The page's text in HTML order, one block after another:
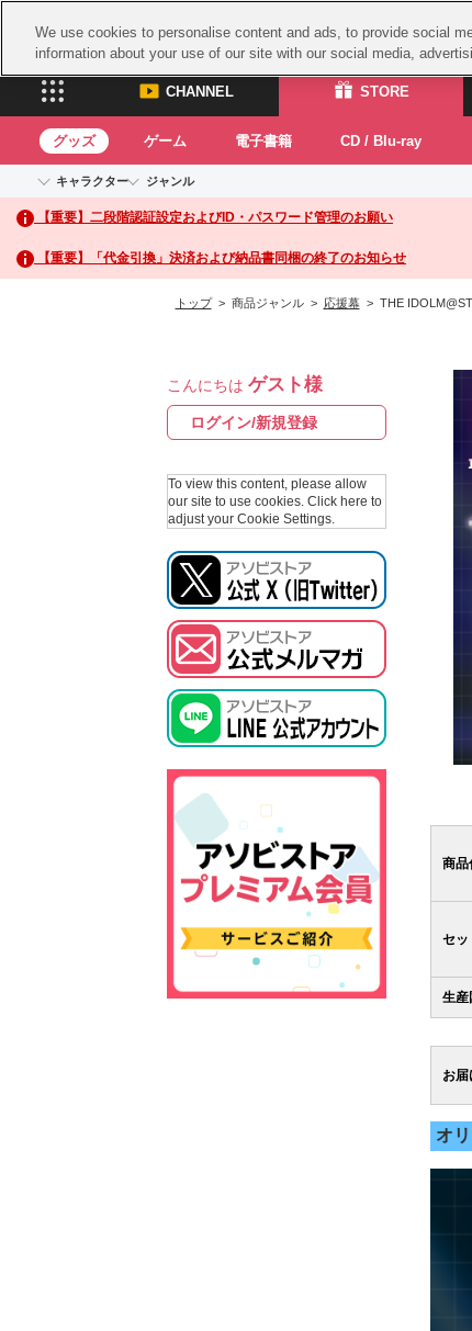
CHANNEL STORE
CHANNEL
ASOBI CHANNEL TOP
STORE
ASOBI
グッズ
グッズ ゲーム 電子書籍 CD / Blu-ray
キャラクター
アイドルマスターシリーズ
アイドルマスター
アイドルマスター シンデレラガールズ
アイドルマスター ミリオンライブ！
プロジェクトアイマス ヴイアライヴ
テイルズ オブ シリーズ
ス
ガ
ド
ジャンル
イベントグッズ
トイ・ホビー
【重要】二段階認証設定およびID・パスワード管理のお願い
【重要】「代金引換」決済および納品書同梱の終了のお知らせ
トップ> 商品ジャンル > 応援幕> THE
こんにちは ゲスト様
ログイン/新規登録
To view this content, please allow
our site to use cookies. Click here to
adjust your Cookie Settings.
商品
セッ
生産
お届
オ
We use cookies to personalise content and ads, to provide social
information about your use of our site with our social media,